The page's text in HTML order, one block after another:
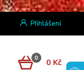
Přihlášení
0 0 Kč